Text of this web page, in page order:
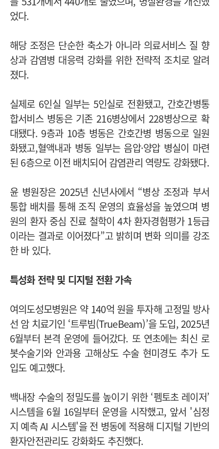
었다.
해당 조정은 단순한 축소가 아니라 의료서비스 질 향
상과 감염병 대응력 강화를 위한 전략적 조치로 알려
졌다.
실제로 6인실 일부는 5인실로 전환됐고, 간호간병통
합서비스 병동은 기존 216병상에서 228병상으로 확
대됐다. 9층과 10층 병동은 간호간병 병동으로 일원
화됐고,혈액내과 병동 일부는 음압·양압 병실이 마련
된 6층으로 이전 배치되어 감염관리 역량도 강화됐다.
윤 병원장은 2025년 신년사에서 “병상 조정과 부서
통합 배치를 통해 조직 운영의 효율성을 높였으며 병
원의 환자 중심 진료 철학이 4차 환자경험평가 1등급
이라는 결과로 이어졌다”고 밝히며 변화 의미를 강조
한 바 있다.
특성화 전략 및 디지털 전환 가속
여의도성모병원은 약 140억 원을 투자해 고정밀 방사
선 암 치료기인 ‘트루빔(TrueBeam)’을 도입, 2025년
6월부터 본격 운영에 들어갔다. 또 연초에는 최신 로
봇수술기와 안과용 고해상도 수술 현미경도 추가 도
입도 예고했다.
백내장 수술의 정밀도를 높이기 위한 ‘펨토초 레이저’
시스템을 6월 16일부터 운영을 시작했고, 앞서 '심정
지 예측 AI 시스템'을 전 병동에 적용해 디지털 기반의
환자안전관리도 강화화도 추진했다.